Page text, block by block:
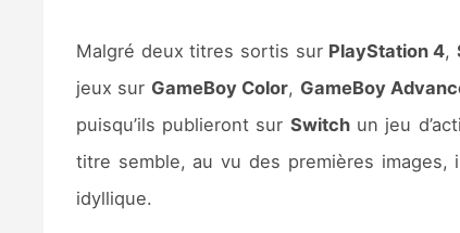
Malgré deux titres sortis surPlayStation 4,
jeux sur GameBoy Color, GameBoy
puisqu’ils publieront sur Switchun jeu
titre semble, au vu des premières images,
idyllique.